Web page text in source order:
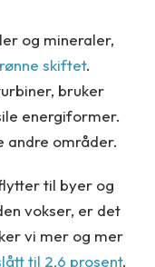
og mineraler,
skiftet.
bruker
energiformer.
andre områder.
til byer og
vokser, er det
vi mer og mer
til 2,6 prosent.